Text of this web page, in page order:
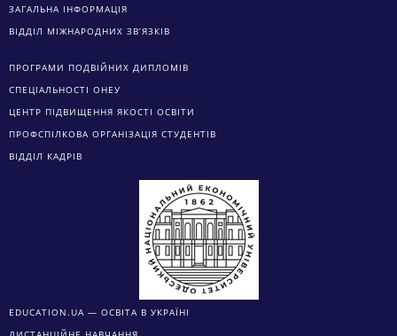
ЗАГАЛЬНА ІНФОРМАЦІЯ
ВІДДІЛ МІЖНАРОДНИХ ЗВ’ЯЗКІВ
ПРОГРАМИ ПОДВІЙНИХ ДИПЛОМІВ
СПЕЦІАЛЬНОСТІ ОНЕУ
ЦЕНТР ПІДВИЩЕННЯ ЯКОСТІ ОСВІТИ
ПРОФСПІЛКОВА ОРГАНІЗАЦІЯ СТУДЕНТІВ
ВІДДІЛ КАДРІВ
EDUCATION.UA — ОСВІТА В УКРАЇНІ